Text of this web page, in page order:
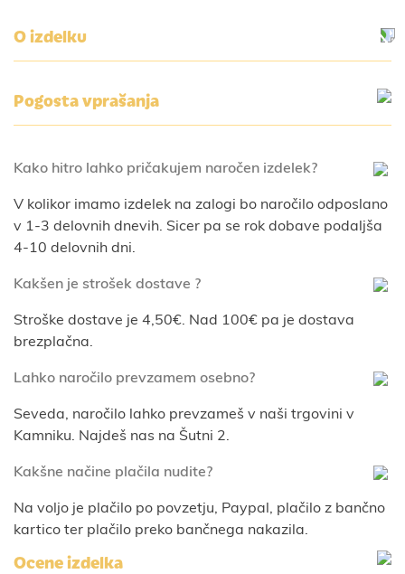
O izdelku
Pogosta vprašanja
Kako hitro lahko pričakujem naročen izdelek?
V kolikor imamo izdelek na zalogi bo naročilo odposlano
v 1-3 delovnih dnevih. Sicer pa se rok dobave podaljša
4-10 delovnih dni.
Kakšen je strošek dostave ?
Stroške dostave je 4,50€. Nad 100€ pa je dostava
brezplačna.
Lahko naročilo prevzamem osebno?
Seveda, naročilo lahko prevzameš v naši trgovini v
Kamniku. Najdeš nas na Šutni 2.
Kakšne načine plačila nudite?
Na voljo je plačilo po povzetju, Paypal, plačilo z bančno
kartico ter plačilo preko bančnega nakazila.
Ocene izdelka